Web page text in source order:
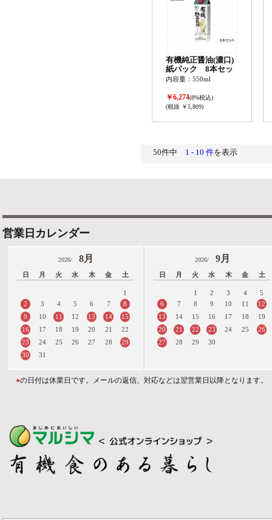
有機純正醤油(濃口)
紙パック 8本セッ
ト
内容量：550ml
￥6,274(8%税込)
(税抜 ￥5,809)
50件中 1 - 10 件を表示
営業日カレンダー
2026/ 8月
日 月 火 水 木 金 土
1
2
3 4 5 6 7
8
9
10 11 12 13 14
15
16
17 18 19 20 21
22
23
24 25 26 27 28
29
30
31
2026/ 9月
日 月 火 水 木 金 土
1 2 3 4
5
6
7 8 9 10 11
12
13
14 15 16 17 18
19
20
21 22 23 24 25
26
27
28 29 30
●の日付は休業日です。メールの返信、対応などは翌営業日以降となります。